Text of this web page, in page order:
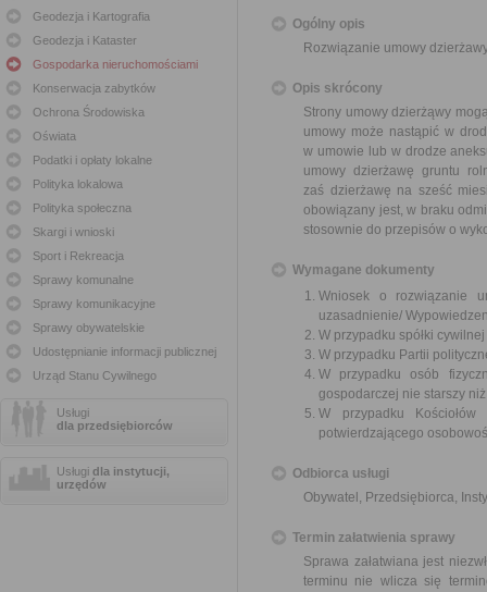
Geodezja i Kartografia
Geodezja i Kataster
Gospodarka nieruchomościami
Konserwacja zabytków
Ochrona Środowiska
Oświata
Podatki i opłaty lokalne
Polityka lokalowa
Polityka społeczna
Skargi i wnioski
Sport i Rekreacja
Sprawy komunalne
Sprawy komunikacyjne
Sprawy obywatelskie
Udostępnianie informacji publicznej
Urząd Stanu Cywilnego
Usługi
dla przedsiębiorców
Usługi dla instytucji,
urzędów
Ogólny opis
Rozwiązanie umowy
Opis skrócony
Strony umowy dzierżąwy
umowy może nastąpić w
w umowie lub w drodze
umowy dzierżawę gruntu
zaś dzierżawę na sześć
obowiązany jest, w braku
stosownie do przepisów o
Wymagane dokumenty
Wniosek o rozwiązanie
uzasadnienie/
W przypadku spółki
W przypadku Partii
W przypadku osób
gospodarczej nie starszy
W przypadku
potwierdzającego
Odbiorca usługi
Obywatel, Przedsiębiorca,
Termin załatwienia sprawy
Sprawa załatwiana jest
terminu nie wlicza się